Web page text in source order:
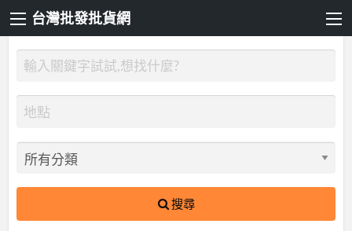
台灣批發批貨網
搜尋